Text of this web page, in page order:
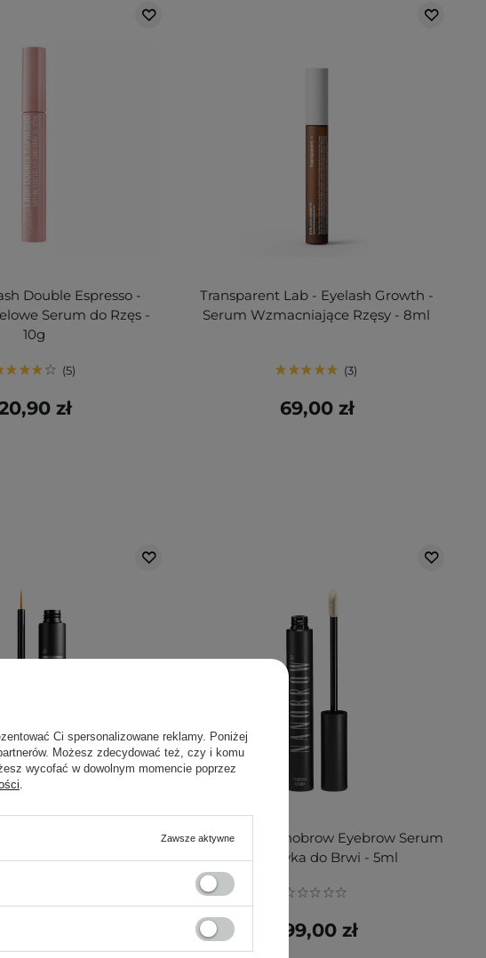
Double Espresso -
Serum do Rzęs -
10g
5
zł
Transparent Lab - Eyelash Growth -
Serum Wzmacniające Rzęsy - 8ml
3
69,00 zł
Rzęs - 3ml
Nanolash - Nanobrow Eyebrow Serum
- Odżywka do Brwi - 5ml
199,00 zł
Ci spersonalizowane reklamy. Poniżej
Możesz zdecydować też, czy i komu
wycofać w dowolnym momencie poprzez
.
Zawsze aktywne